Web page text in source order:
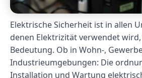
Elektrische Sicherheit ist in allen
denen Elektrizität verwendet
Bedeutung. Ob in Wohn-,
Industrieumgebungen: Die
Installation und Wartung